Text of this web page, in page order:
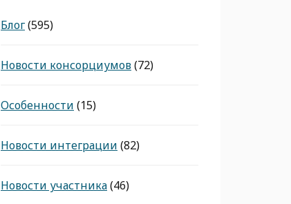
Блог(595)
Новости консорциумов(72)
Особенности (15)
Новости интеграции (82)
Новости участника(46)